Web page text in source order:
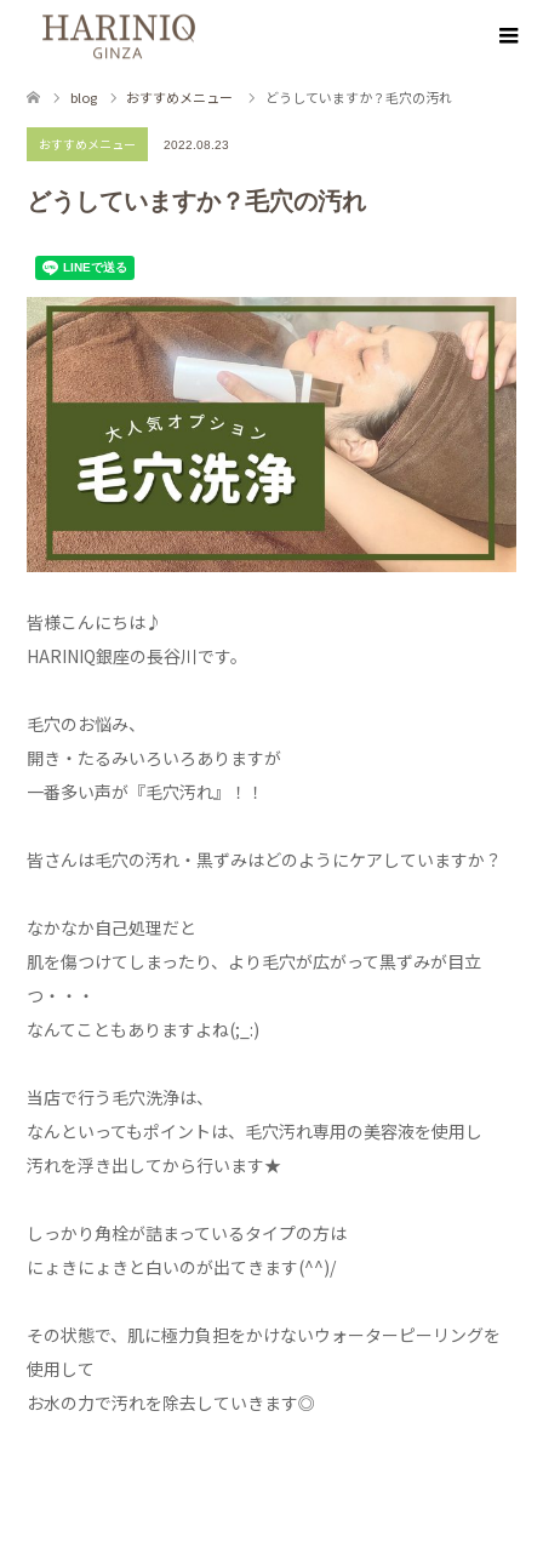
blog おすすめメニュー どうしていますか？毛穴の汚れ
おすすめメニュー 2022.08.23
どうしていますか？毛穴の汚れ
皆様こんにちは♪
HARINIQ銀座の長谷川です。
毛穴のお悩み、
開き・たるみいろいろありますが
一番多い声が『毛穴汚れ』！！
皆さんは毛穴の汚れ・黒ずみはどのようにケアしていますか？
なかなか自己処理だと
肌を傷つけてしまったり、より毛穴が広がって黒ずみが目立
つ・・・
なんてこともありますよね(;_:)
当店で行う毛穴洗浄は、
なんといってもポイントは、毛穴汚れ専用の美容液を使用し
汚れを浮き出してから行います★
しっかり角栓が詰まっているタイプの方は
にょきにょきと白いのが出てきます(^^)/
その状態で、肌に極力負担をかけないウォーターピーリングを
使用して
お水の力で汚れを除去していきます◎